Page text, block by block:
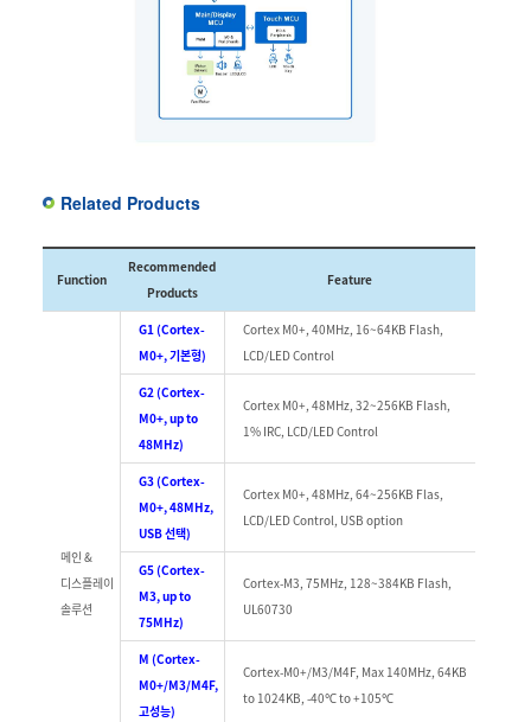
Related Products
Function
Recommended
Products
Feature
메인 &
디스플레이
솔루션
G1 (Cortex-
M0+, 기본형)
Cortex M0+, 40MHz, 16~64KB Flash,
LCD/LED Control
G2 (Cortex-
M0+, up to
48MHz)
Cortex M0+, 48MHz, 32~256KB Flash,
1% IRC, LCD/LED Control
G3 (Cortex-
M0+, 48MHz,
USB 선택)
Cortex M0+, 48MHz, 64~256KB Flas,
LCD/LED Control, USB option
G5 (Cortex-
M3, up to
75MHz)
Cortex-M3, 75MHz, 128~384KB Flash,
UL60730
M (Cortex-
M0+/M3/M4F,
고성능)
Cortex-M0+/M3/M4F, Max 140MHz, 64KB
to 1024KB, -40℃ to +105℃